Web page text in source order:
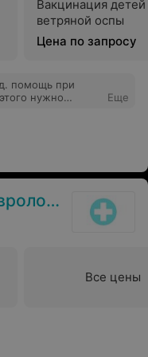
Вакцинация
ветряной оспы
Цена по запросу
помощь при
нужно
Верх
приема
Молодые есть,
пенсионеры,
момент.
Еще
и инвалидов
Все цены